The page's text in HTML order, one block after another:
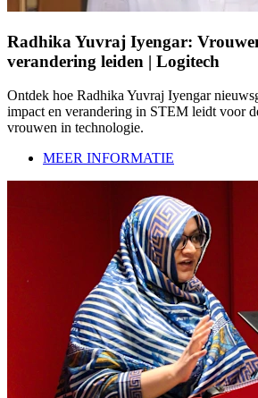
Radhika Yuvraj Iyengar:
verandering leiden | Logitech
Ontdek hoe Radhika Yuvraj Iyengar
impact en verandering in STEM leidt voor
vrouwen in technologie.
MEER INFORMATIE